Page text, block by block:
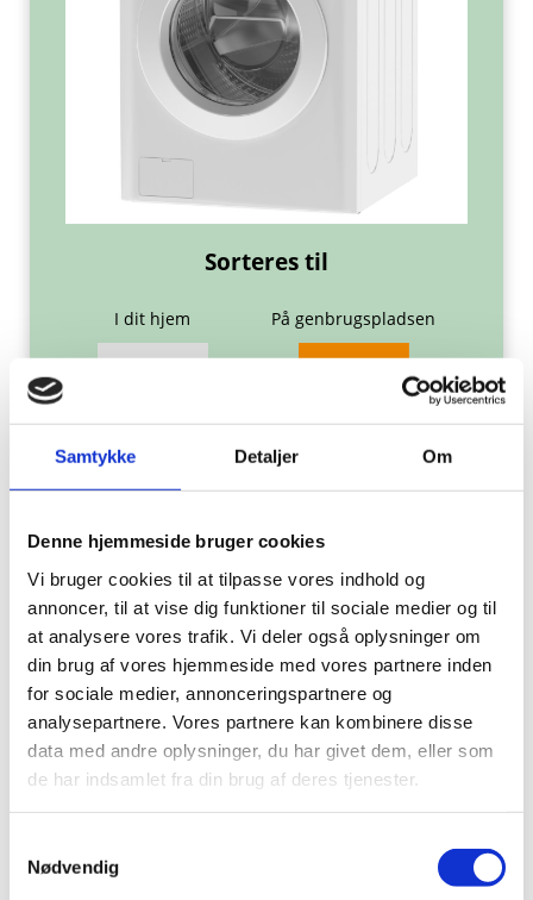
Samtykke Detaljer Om
Denne hjemmeside bruger cookies
Vi bruger cookies til at tilpasse vores indhold og
annoncer, til at vise dig funktioner til sociale medier og til
at analysere vores trafik. Vi deler også oplysninger om
din brug af vores hjemmeside med vores partnere inden
for sociale medier, annonceringspartnere og
analysepartnere. Vores partnere kan kombinere disse
data med andre oplysninger, du har givet dem, eller som
de har indsamlet fra din brug af deres tjenester.
Nødvendig
Tilbage
Vaskemaskine
Hvor skal det hen?
Hårde hvidevarer som vaske- og opvaskemaskiner
kan du aflevere på genbrugspladsen i containeren til
Hårde Hvidevarer.
Sorteres til
I dit hjem På genbrugspladsen